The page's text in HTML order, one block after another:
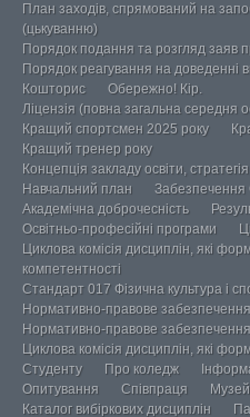
План заходів, спрямований на
(цькуванню)
Порядок подання та розгляд заяв
Порядок реагування на доведенні
Кошторис
Обережно! Кір.
Ліцензія (повна загальна середня
Кращий спортсмен 2025 року
Кращий тренер року
Концепція закладу освіти,
Навчальний план
Академічна доброчесність
Освітньо-професійні програми
Циклова комісія дисциплін, які
компетентності
Стандарт 017 Фізична культура і
Нормативно-правове забезпечення
Нормативно-правове забезпечення
Циклова комісія дисциплін, які
Студенту
Про коледж
Опитування
Співпраця
Музей
Каталог вибіркових дисциплін